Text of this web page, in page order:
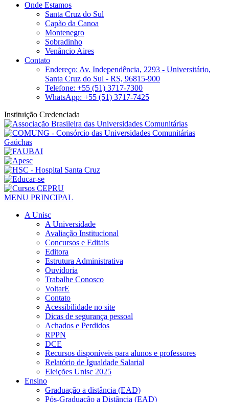
Onde Estamos
Santa Cruz do Sul
Capão da Canoa
Montenegro
Sobradinho
Venâncio Aires
Contato
Endereço: Av. Independência, 2293 - Universitário,
Santa Cruz do Sul - RS, 96815-900
Telefone: +55 (51) 3717-7300
WhatsApp: +55 (51) 3717-7425
Instituição Credenciada
MENU PRINCIPAL
A Unisc
A Universidade
Avaliação Institucional
Concursos e Editais
Editora
Estrutura Administrativa
Ouvidoria
Trabalhe Conosco
VoltarE
Contato
Acessibilidade no site
Dicas de segurança pessoal
Achados e Perdidos
RPPN
DCE
Recursos disponíveis para alunos e professores
Relatório de Igualdade Salarial
Eleições Unisc 2025
Ensino
Graduação a distância (EAD)
Pós-Graduação a Distância (EAD)